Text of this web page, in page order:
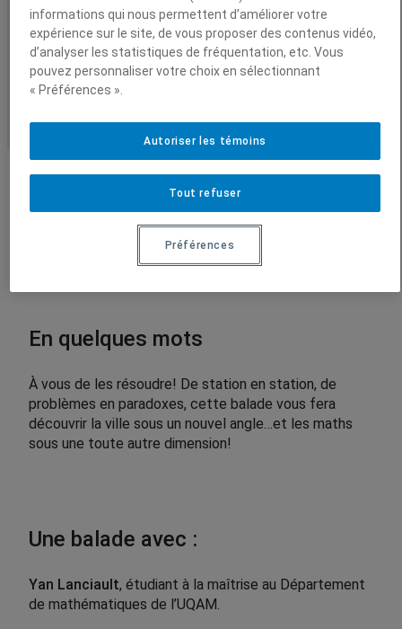
Vidéos
Conférences enregistrées
0
congrès, la ville regorge
d’énigmes mathématiques.
En quelques mots
À vous de les résoudre! De station en station, de
problèmes en paradoxes, cette balade vous fera
découvrir la ville sous un nouvel angle…et les maths
sous une toute autre dimension!
Une balade avec :
Yan Lanciault, étudiant à la maîtrise au Département
de mathématiques de l’UQAM.
informations qui nous permettent d’améliorer votre
expérience sur le site, de vous proposer des contenus vidéo,
d’analyser les statistiques de fréquentation, etc. Vous
pouvez personnaliser votre choix en sélectionnant
« Préférences ».
Tout refuser
Autoriser les témoins
Préférences